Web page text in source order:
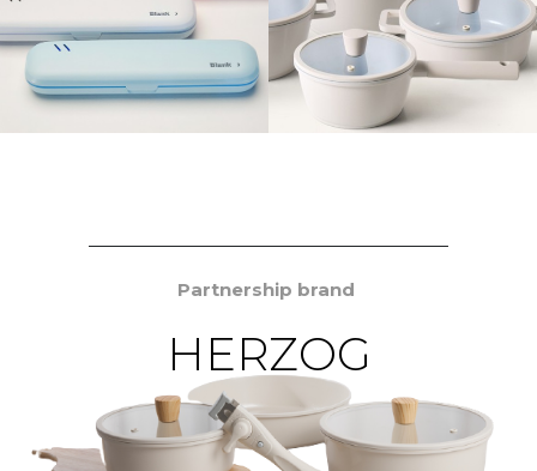
Partnership brand
HERZOG